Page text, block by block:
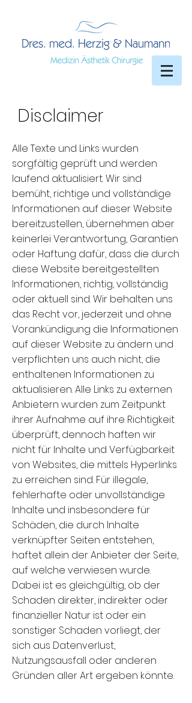
Disclaimer
Alle Texte und Links wurden
sorgfältig geprüft und werden
laufend aktualisiert. Wir sind
bemüht, richtige und vollständige
Informationen auf dieser Website
bereitzustellen, übernehmen aber
keinerlei Verantwortung, Garantien
oder Haftung dafür, dass die durch
diese Website bereitgestellten
Informationen, richtig, vollständig
oder aktuell sind. Wir behalten uns
das Recht vor, jederzeit und ohne
Vorankündigung die Informationen
auf dieser Website zu ändern und
verpflichten uns auch nicht, die
enthaltenen Informationen zu
aktualisieren. Alle Links zu externen
Anbietern wurden zum Zeitpunkt
ihrer Aufnahme auf ihre Richtigkeit
überprüft, dennoch haften wir
nicht für Inhalte und Verfügbarkeit
von Websites, die mittels Hyperlinks
zu erreichen sind. Für illegale,
fehlerhafte oder unvollständige
Inhalte und insbesondere für
Schäden, die durch Inhalte
verknüpfter Seiten entstehen,
haftet allein der Anbieter der Seite,
auf welche verwiesen wurde.
Dabei ist es gleichgültig, ob der
Schaden direkter, indirekter oder
finanzieller Natur ist oder ein
sonstiger Schaden vorliegt, der
sich aus Datenverlust,
Nutzungsausfall oder anderen
Gründen aller Art ergeben könnte.